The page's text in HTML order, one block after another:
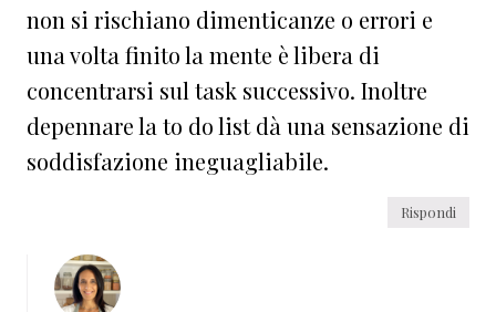
non si rischiano dimenticanze o errori e
una volta finito la mente è libera di
concentrarsi sul task successivo. Inoltre
depennare la to do list dà una sensazione di
soddisfazione ineguagliabile.
Rispondi